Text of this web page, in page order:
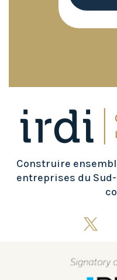
Construire
entreprises du